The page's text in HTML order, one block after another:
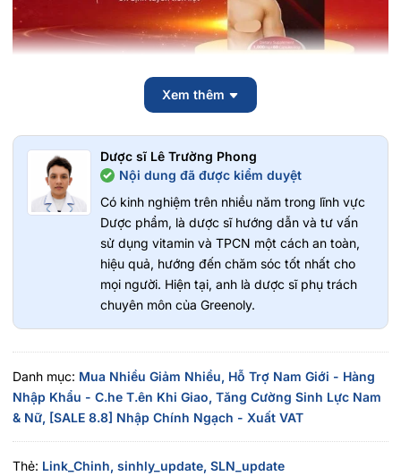
Welson For Men hỗ trợ tăng khả năng
C.Ư,Ơ.N.G
Hỗ trợ tăng
ĐẶC BIỆT: hiệu quả dài lâu và không t.ác d.ụng p.hụ
như các loại t.huốc khác trên thị trường (nhập khẩu
chính hãng Hàn Quốc, Bộ Y Tế cấp phép)
Xem thêm
Dược sĩ Lê Trường Phong
Nội dung đã được kiểm duyệt
Có kinh nghiệm trên nhiều năm trong lĩnh vực
Dược phẩm, là dược sĩ hướng dẫn và tư vấn
sử dụng vitamin và TPCN một cách an toàn,
hiệu quả, hướng đến chăm sóc tốt nhất cho
mọi người. Hiện tại, anh là dược sĩ phụ trách
chuyên môn của Greenoly.
Danh mục: Mua Nhiều Giảm Nhiều, Hỗ Trợ Nam Giới - Hàng
Nhập Khẩu - C.he T.ên Khi Giao, Tăng Cường Sinh Lực Nam
& Nữ, [SALE 8.8] Nhập Chính Ngạch - Xuất VAT
Thẻ: Link_Chinh, sinhly_update, SLN_update